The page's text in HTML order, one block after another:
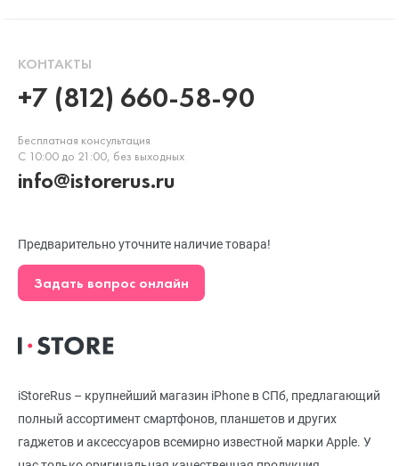
iStoreRus – крупнейший магазин iPhone в СПб, предлагающий
полный ассортимент смартфонов, планшетов и других
гаджетов и аксессуаров всемирно известной марки Apple. У
КОНТАКТЫ
+7 (812) 660-58-90
Бесплатная консультация
С 10:00 до 21:00, без выходных
info@istorerus.ru
Предварительно уточните наличие товара!
Задать вопрос онлайн